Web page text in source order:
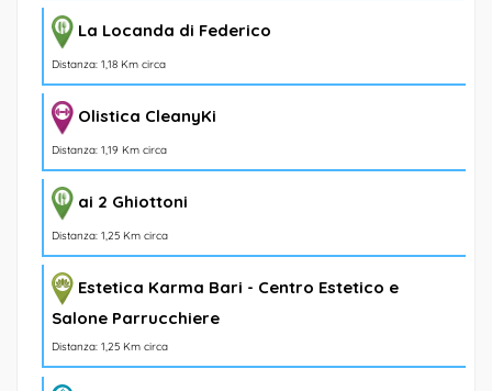
La Locanda di Federico
Distanza: 1,18 Km circa
Olistica CleanyKi
Distanza: 1,19 Km circa
ai 2 Ghiottoni
Distanza: 1,25 Km circa
Estetica Karma Bari - Centro Estetico e
Salone Parrucchiere
Distanza: 1,25 Km circa